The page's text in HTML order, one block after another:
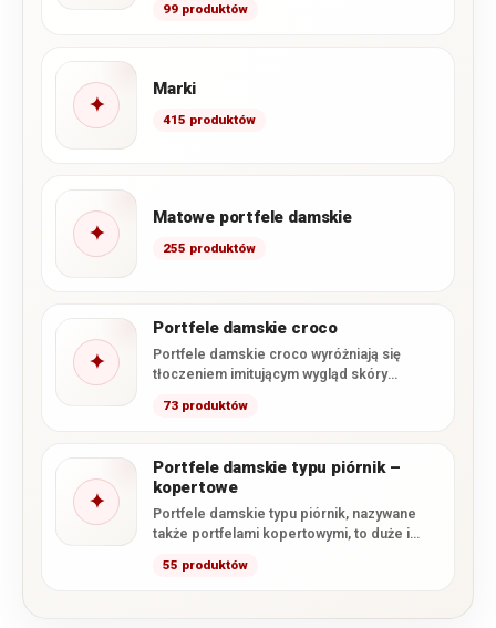
wszystkie dostępne u…
99 produktów
✦
Marki
415 produktów
✦
Matowe portfele damskie
255 produktów
✦
Portfele damskie croco
Portfele damskie croco wyróżniają się
tłoczeniem imitującym wygląd skóry
lakierowanym wykończeniem. W…
73 produktów
✦
Portfele damskie typu piórnik –
kopertowe
Portfele damskie typu piórnik, nazywane
także portfelami kopertowymi, to duże i
zapięciem…
55 produktów